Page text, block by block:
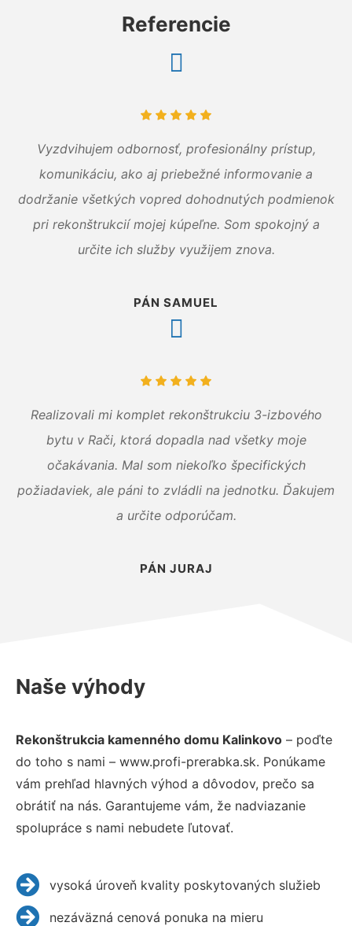
Referencie
Vyzdvihujem odbornosť, profesionálny prístup,
komunikáciu, ako aj priebežné informovanie a
dodržanie všetkých vopred dohodnutých podmienok
pri rekonštrukcií mojej kúpeľne. Som spokojný a
určite ich služby využijem znova.
PÁN SAMUEL
Realizovali mi komplet rekonštrukciu 3-izbového
bytu v Rači, ktorá dopadla nad všetky moje
očakávania. Mal som niekoľko špecifických
požiadaviek, ale páni to zvládli na jednotku. Ďakujem
a určite odporúčam.
PÁN JURAJ
Naše výhody
Rekonštrukcia kamenného domu Kalinkovo – poďte
do toho s nami – www.profi-prerabka.sk. Ponúkame
vám prehľad hlavných výhod a dôvodov, prečo sa
obrátiť na nás. Garantujeme vám, že nadviazanie
spolupráce s nami nebudete ľutovať.
vysoká úroveň kvality poskytovaných služieb
nezáväzná cenová ponuka na mieru